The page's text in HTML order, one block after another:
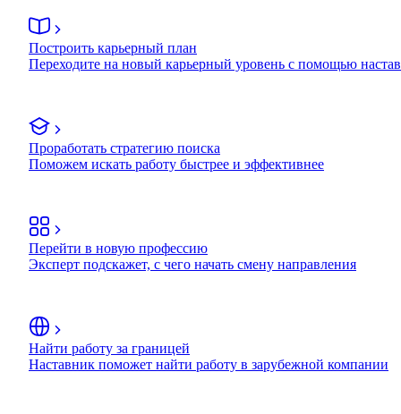
Построить карьерный план
Переходите на новый карьерный уровень с помощью
Проработать стратегию поиска
Поможем искать работу быстрее и эффективнее
Перейти в новую профессию
Эксперт подскажет, с чего начать смену направления
Найти работу за границей
Наставник поможет найти работу в зарубежной компании